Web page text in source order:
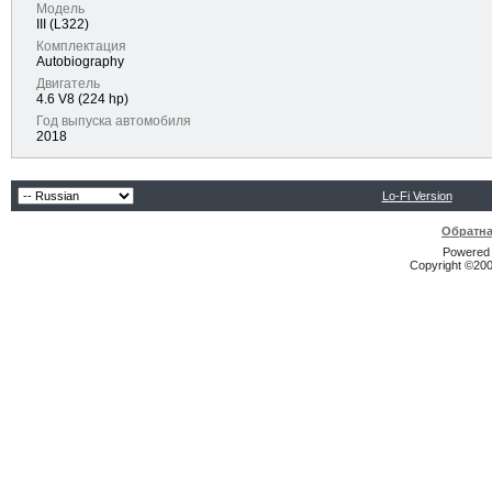
Модель
III (L322)
Комплектация
Autobiography
Двигатель
4.6 V8 (224 hp)
Год выпуска автомобиля
2018
Lo-Fi Version
Copyright